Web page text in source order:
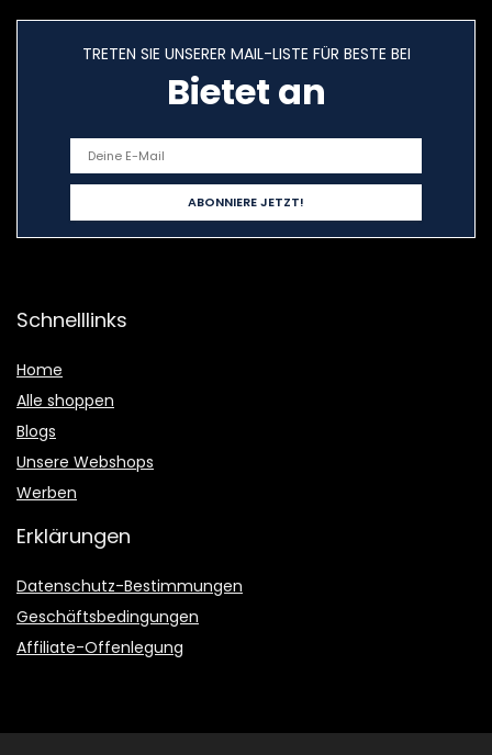
TRETEN SIE UNSERER MAIL-LISTE FÜR BESTE BEI
Bietet an
Schnelllinks
Home
Alle shoppen
Blogs
Unsere Webshops
Werben
Erklärungen
Datenschutz-Bestimmungen
Geschäftsbedingungen
Affiliate-Offenlegung